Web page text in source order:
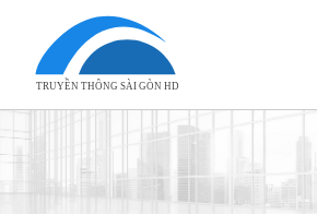
TRUYỀN THÔNG SÀI GÒN HD